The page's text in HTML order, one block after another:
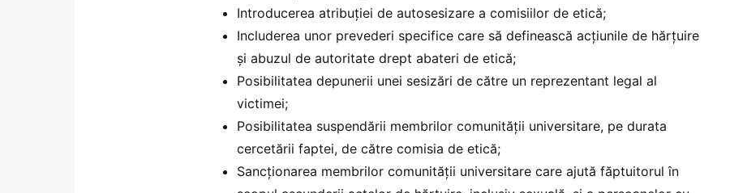
Introducerea atribuției de autosesizare a comisiilor de etică;
Includerea unor prevederi specifice care să definească acțiunile de hărțuire
și abuzul de autoritate drept abateri de etică;
Posibilitatea depunerii unei sesizări de către un reprezentant legal al
victimei;
Posibilitatea suspendării membrilor comunității universitare, pe durata
cercetării faptei, de către comisia de etică;
Sancționarea membrilor comunității universitare care ajută făptuitorul în